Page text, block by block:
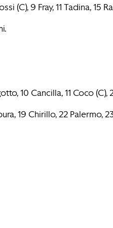
(C), 9 Fray, 11 Tadina, 15
10 Cancilla, 11 Coco
19 Chirillo, 22 Palermo,